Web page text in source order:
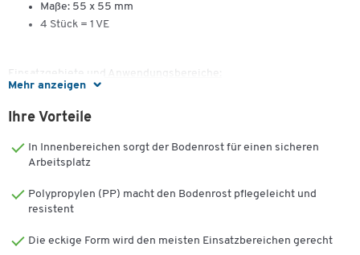
Mehr anzeigen
Maße: 55 x 55 mm
4 Stück = 1 VE
Einsatzgebiete und Anwendungsbereiche:
Garagen, Hobbyräume, Terrassen, Montageplätze, Messen,
Großveranstaltungen, Schwimmbäder, Duschen und
Die Vorteile auf einen Blick:
trittsicher und rutschfest (R 10 DIN 51130)
erstklassige Drainage (V10 DIN 51130)
hoch belastbar bis min. 65.000 kg/qm
Ihre Vorteile
In Innenbereichen sorgt der Bodenrost für einen sicheren
Arbeitsplatz
Polypropylen (PP) macht den Bodenrost pflegeleicht und
resistent
Die eckige Form wird den meisten Einsatzbereichen gerecht